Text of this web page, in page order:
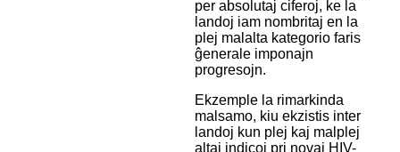
per absolutaj ciferoj, ke la
landoj iam nombritaj en la
plej malalta kategorio faris
ĝenerale imponajn
progresojn.
Ekzemple la rimarkinda
malsamo, kiu ekzistis inter
landoj kun plej kaj malplej
altaj indicoj pri novaj HIV-